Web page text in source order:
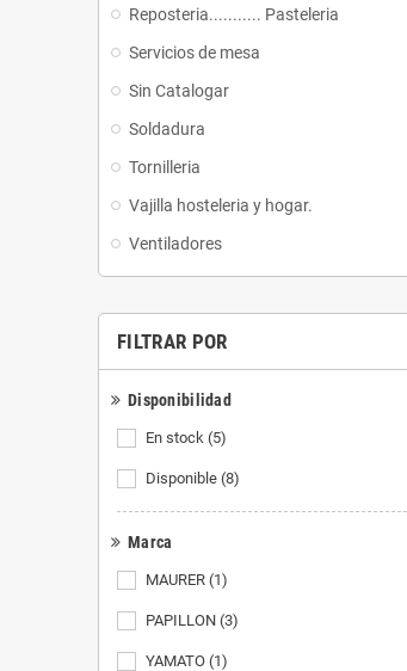
Reposteria........... Pasteleria
Servicios de mesa
Sin Catalogar
Soldadura
Tornilleria
Vajilla hosteleria y hogar.
Ventiladores
FILTRAR POR
Disponibilidad
En stock (5)
Disponible (8)
Marca
MAURER (1)
PAPILLON (3)
YAMATO (1)